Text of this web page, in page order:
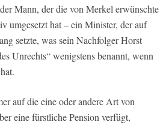
Mann, der die von Merkel erwünschte
umgesetzt hat – ein Minister, der auf
setzte, was sein Nachfolger Horst
Unrechts“ wenigstens benannt, wenn
auf die eine oder andere Art von
eine fürstliche Pension verfügt,